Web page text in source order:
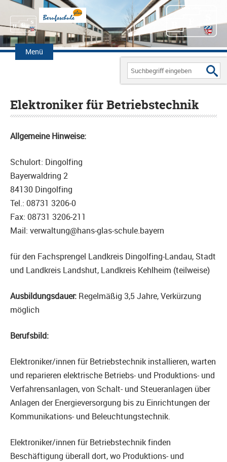
Menü
Zum
Inhalt
Search
for:
Elektroniker für Betriebstechnik
Allgemeine Hinweise:
Schulort: Dingolfing
Bayerwaldring 2
84130 Dingolfing
Tel.: 08731 3206-0
Fax: 08731 3206-211
Mail: verwaltung@hans-glas-schule.bayern
für den Fachsprengel Landkreis Dingolfing-Landau, Stadt
und Landkreis Landshut, Landkreis Kehlheim (teilweise)
Ausbildungsdauer: Regelmäßig 3,5 Jahre, Verkürzung
möglich
Berufsbild:
Elektroniker/innen für Betriebstechnik installieren, warten
und reparieren elektrische Betriebs- und Produktions- und
Verfahrensanlagen, von Schalt- und Steueranlagen über
Anlagen der Energieversorgung bis zu Einrichtungen der
Kommunikations- und Beleuchtungstechnik.
Elektroniker/innen für Betriebstechnik finden
Beschäftigung überall dort, wo Produktions- und